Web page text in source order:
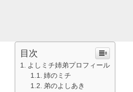
目次
よしミチ姉弟プロフィール
姉のミチ
弟のよしあき